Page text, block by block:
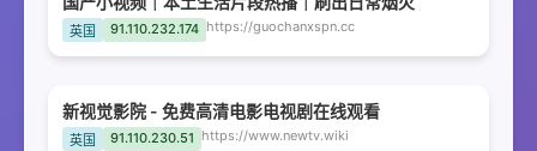
英国 91.110.232.174 https://guochanxspn.cc
新视觉影院 - 免费高清电影电视剧在线观看
英国 91.110.230.51 https://www.newtv.wiki